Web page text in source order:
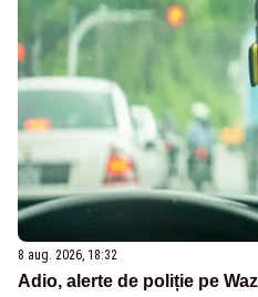
8 aug. 2026, 18:32
Adio, alerte de poliție pe